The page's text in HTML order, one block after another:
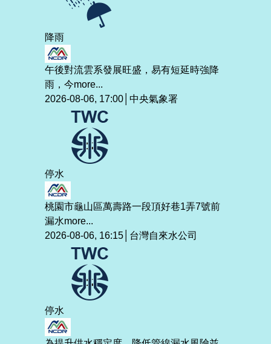
降雨
午後對流雲系發展旺盛，易有短延時強降
雨，今more...
2026-08-06, 17:00│中央氣象署
停水
桃園市龜山區萬壽路一段頂好巷1弄7號前
漏水more...
2026-08-06, 16:15│台灣自來水公司
停水